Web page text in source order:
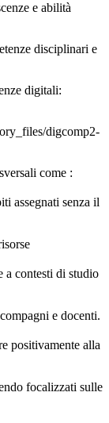
e abilità
disciplinari e
digitali:
digcomp2-
come :
assegnati senza il
a contesti di studio
e docenti.
positivamente alla
focalizzati sulle